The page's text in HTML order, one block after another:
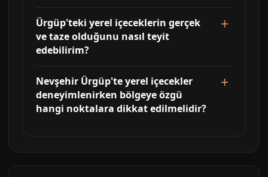
Ürgüp'teki yerel içeceklerin gerçek
ve taze olduğunu nasıl teyit
edebilirim?
Nevşehir Ürgüp'te yerel içecekler
deneyimlenirken bölgeye özgü
hangi noktalara dikkat edilmelidir?